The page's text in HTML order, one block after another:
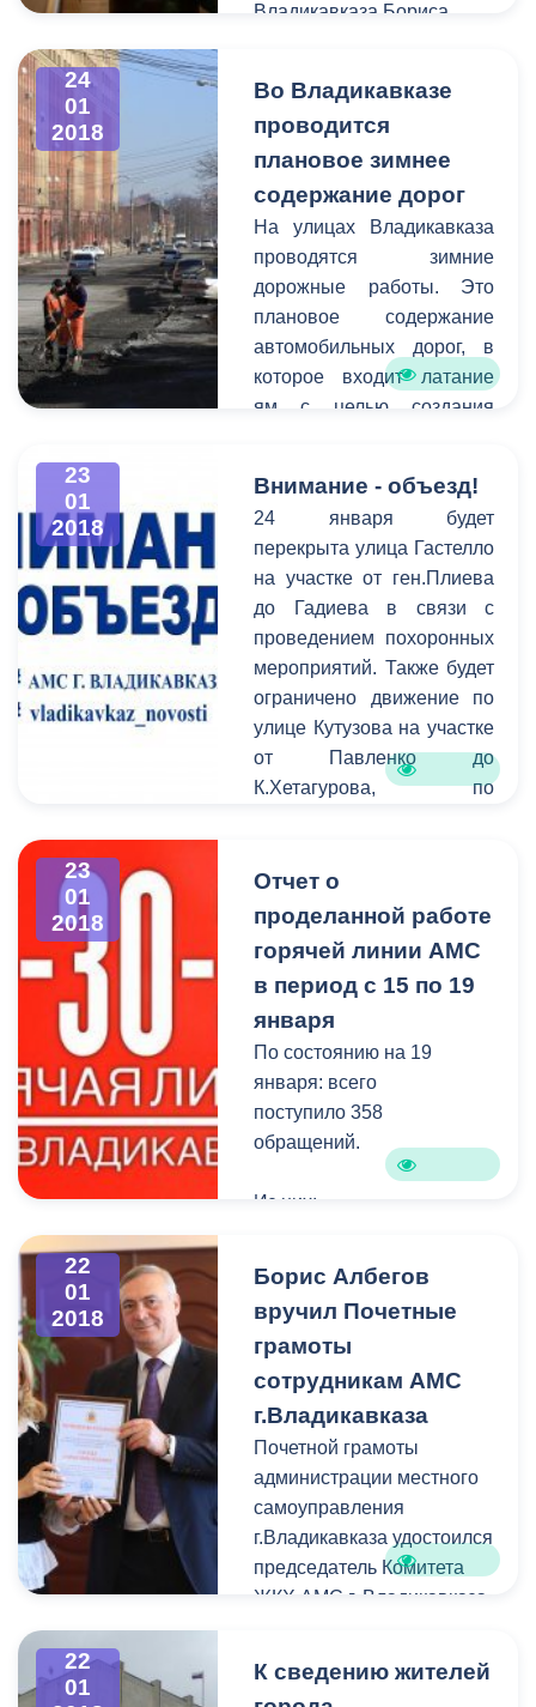
Владикавказа Бориса
структурных
подразделений. Основной
темой встречи стало
санитарное состояние
столицы республики.
24
01
2018
Во Владикавказе
проводится
плановое зимнее
содержание дорог
На улицах Владикавказа
проводятся зимние
дорожные работы. Это
плановое содержание
автомобильных дорог, в
которое входит латание
ям с целью создания
водителей. Зимнее
содержание дорог
включает в себя лишь
временный ямочный
ремонт. Основные работы
будут проводиться весной,
когда температура
воздуха позволит
произвести полноценную
замену
асфальтобетонного
23
01
2018
Внимание - объезд!
24 января будет
перекрыта улица Гастелло
на участке от ген.Плиева
до Гадиева в связи с
проведением похоронных
мероприятий. Также будет
ограничено движение по
улице Кутузова на участке
от Павленко до
К.Хетагурова, по
Просим Вас с пониманием
отнестись к сложившейся
ситуации и заранее искать
пути объезда.
23
01
2018
Отчет о
проделанной работе
горячей линии АМС
в период с 15 по 19
января
По состоянию на 19
января: всего
поступило 358
обращений.
Из них:
обращения;
- снято с контроля – 8
обращений;
За справочной
информацией обратились
355 человек.
22
01
2018
Борис Албегов
вручил Почетные
грамоты
сотрудникам АМС
г.Владикавказа
Почетной грамоты
администрации местного
самоуправления
г.Владикавказа удостоился
председатель Комитета
ЖКХ АМС г. Владикавказа
приуроченные к 100-
22
01
К сведению жителей